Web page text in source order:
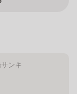
ンキ